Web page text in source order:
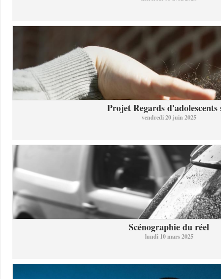
Projet Regards d'adolescents
vendredi 20 juin 2025
Scénographie du réel
lundi 10 mars 2025